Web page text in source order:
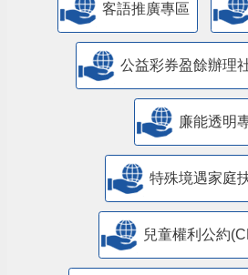
客語推廣專區
公益彩券盈餘辦理
廉能透明
特殊境遇家庭
兒童權利公約